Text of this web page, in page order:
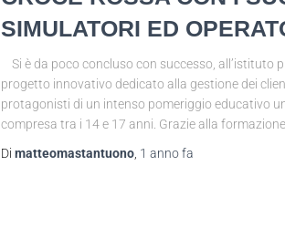
SIMULATORI ED
Si è da poco concluso con successo, all’istituto
progetto innovativo dedicato alla gestione dei
protagonisti di un intenso pomeriggio educativo
compresa tra i 14 e 17 anni. Grazie alla formazione
Di matteomastantuono, 1 annofa